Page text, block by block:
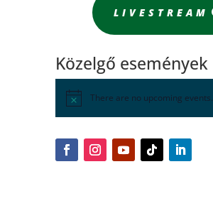
LIVESTREAM
Közelgő események
There are no upcoming events.